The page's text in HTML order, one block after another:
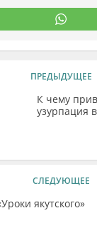
ПРЕДЫДУЩЕЕ
К чему
узурпация
СЛЕДУЮЩЕЕ
якутского»